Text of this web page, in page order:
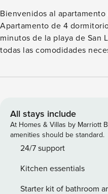
Bienvenidos al
Apartamento de 4
minutos de la playa de San
todas las comodidades
Además, contarás con
ESFCTU000033026000298528000000
Alquiler (NRA):
All stays include
At Homes & Villas by Marriott
amenities should be standard.
24/7 support
Kitchen essentials
Starter kit of bathroom